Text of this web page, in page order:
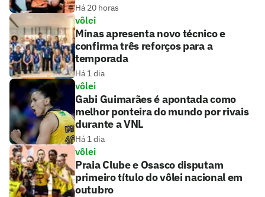
Há 20 horas
vôlei
Minas apresenta novo técnico e
confirma três reforços para a
temporada
Há 1 dia
vôlei
Gabi Guimarães é apontada como
melhor ponteira do mundo por rivais
durante a VNL
Há 1 dia
vôlei
Praia Clube e Osasco disputam
primeiro título do vôlei nacional em
outubro